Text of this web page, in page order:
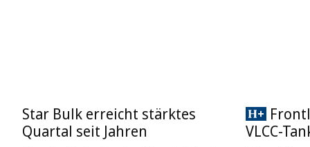
Star Bulk erreicht stärktes
Quartal seit Jahren
VLCC-